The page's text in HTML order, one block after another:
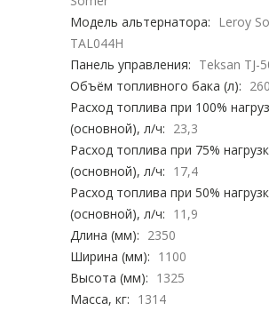
Модель альтернатора:
Leroy
TAL044H
Панель управления: Teksan TJ-
Объём топливного бака (л): 260
Расход топлива при 100%
(основной), л/ч: 23,3
Расход топлива при 75%
(основной), л/ч: 17,4
Расход топлива при 50%
(основной), л/ч: 11,9
Длина (мм): 2350
Ширина (мм): 1100
Высота (мм): 1325
Масса, кг: 1314